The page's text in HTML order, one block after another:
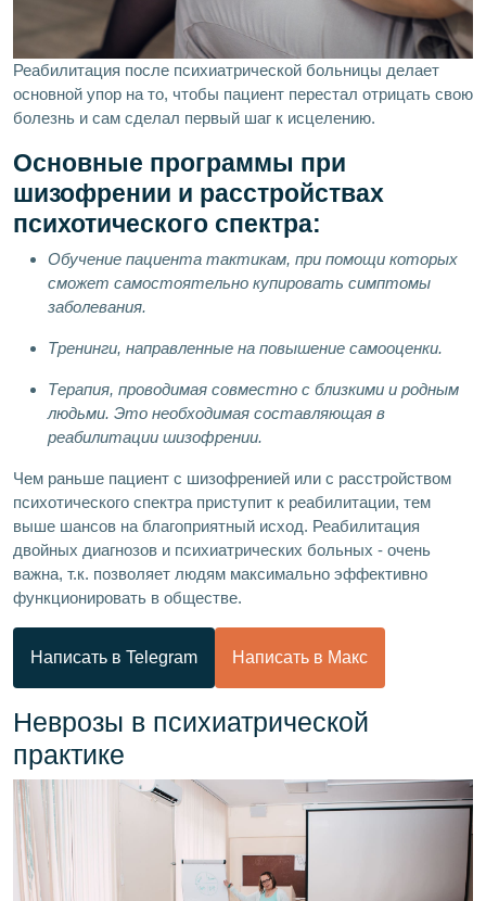
Реабилитация после психиатрической больницы делает
основной упор на то, чтобы пациент перестал отрицать свою
болезнь и сам сделал первый шаг к исцелению.
Основные программы при
шизофрении и расстройствах
психотического спектра:
Обучение пациента тактикам, при помощи которых
сможет самостоятельно купировать симптомы
заболевания.
Тренинги, направленные на повышение самооценки.
Терапия, проводимая совместно с близкими и родным
людьми. Это необходимая составляющая в
реабилитации шизофрении.
Чем раньше пациент с шизофренией или с расстройством
психотического спектра приступит к реабилитации, тем
выше шансов на благоприятный исход. Реабилитация
двойных диагнозов и психиатрических больных - очень
важна, т.к. позволяет людям максимально эффективно
функционировать в обществе.
Написать в Telegram Написать в Макс
Неврозы в психиатрической
практике